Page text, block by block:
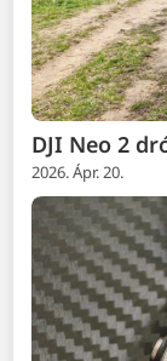
DJI Neo 2
2026. Ápr. 20.